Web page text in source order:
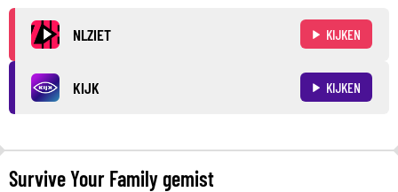
NLZIET KIJKEN
KIJK KIJKEN
Survive Your Family gemist